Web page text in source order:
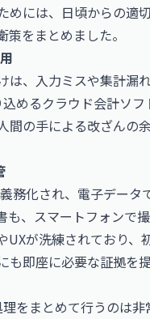
めには、日頃からの適
をまとめました。
は、入力ミスや集計漏
めるクラウド会計ソ
間の手による改ざんの
務化され、電子デー
も、スマートフォンで
UXが洗練されており
即座に必要な証拠を
をまとめて行うのは